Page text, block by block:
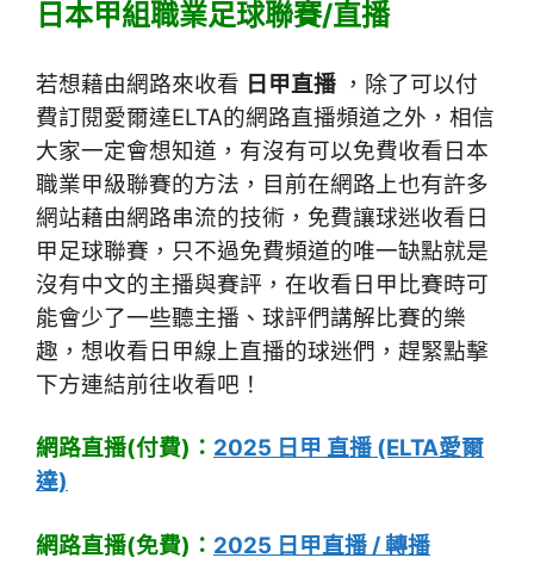
日本甲組職業足球聯賽/直播
若想藉由網路來收看 日甲直播 ，除了可以付
費訂閱愛爾達ELTA的網路直播頻道之外，相信
大家一定會想知道，有沒有可以免費收看日本
職業甲級聯賽的方法，目前在網路上也有許多
網站藉由網路串流的技術，免費讓球迷收看日
甲足球聯賽，只不過免費頻道的唯一缺點就是
沒有中文的主播與賽評，在收看日甲比賽時可
能會少了一些聽主播、球評們講解比賽的樂
趣，想收看日甲線上直播的球迷們，趕緊點擊
下方連結前往收看吧！
網路直播(付費)： 2025 日甲 直播 (ELTA愛爾
達)
網路直播(免費)： 2025 日甲直播 / 轉播